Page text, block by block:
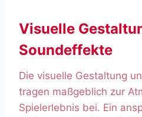
Visuelle
Soundeffekte
Die visuelle Gestaltung
tragen maßgeblich zur
Spielerlebnis bei. Ein